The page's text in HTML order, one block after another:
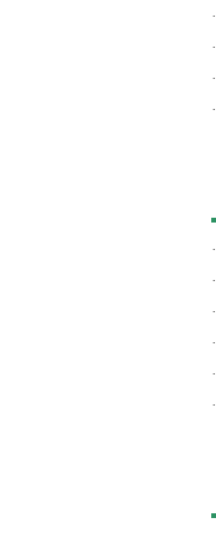
·
·
·
·
·
·
·
·
·
·